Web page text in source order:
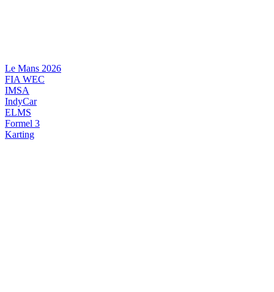
Le Mans 2026
FIA WEC
IMSA
IndyCar
ELMS
Formel 3
Karting